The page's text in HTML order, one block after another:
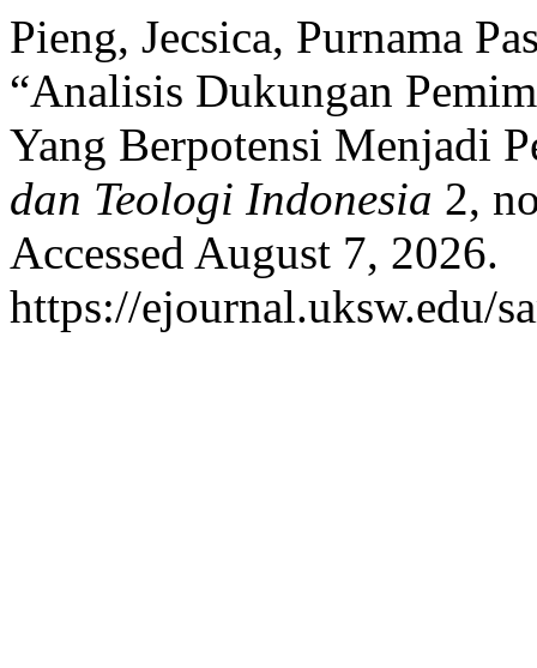
Pieng, Jecsica, Purnama
“Analisis Dukungan
Yang Berpotensi Menjadi
dan Teologi Indonesia 2,
Accessed August 7, 2026.
https://ejournal.uksw.edu/